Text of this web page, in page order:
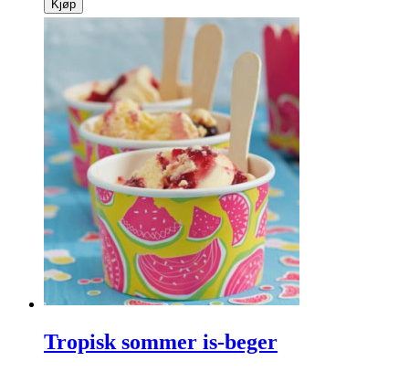
Kjøp
Tropisk sommer is-beger